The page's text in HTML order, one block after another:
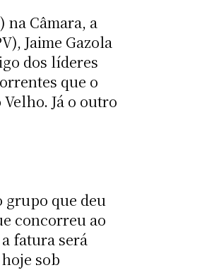
Câmara, a
Jaime Gazola
dos líderes
que o
Já o outro
grupo que deu
concorreu ao
fatura será
sob